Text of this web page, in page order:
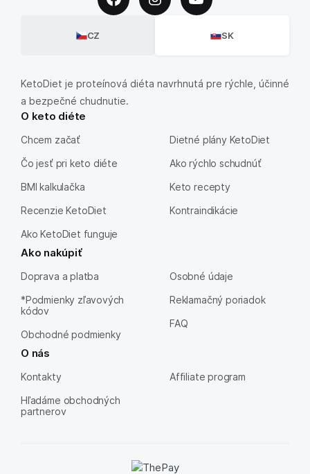
CZ SK
KetoDiet je proteínová diéta navrhnutá pre rýchle, účinné
a bezpečné chudnutie.
O keto diéte
Chcem začať
Čo jesť pri keto diéte
BMI kalkulačka
Recenzie KetoDiet
Ako KetoDiet funguje
Dietné plány KetoDiet
Ako rýchlo schudnúť
Keto recepty
Kontraindikácie
Ako nakúpiť
Doprava a platba
*Podmienky zľavových
kódov
Obchodné podmienky
Osobné údaje
Reklamačný poriadok
FAQ
O nás
Kontakty
Hľadáme obchodných
partnerov
Affiliate program